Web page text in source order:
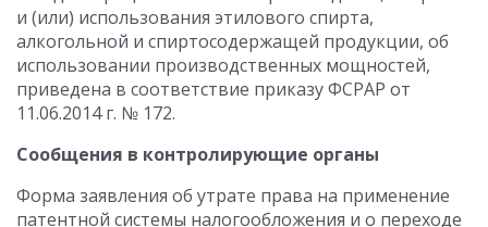
и (или) использования этилового спирта,
алкогольной и спиртосодержащей продукции, об
использовании производственных мощностей,
приведена в соответствие приказу ФСРАР от
11.06.2014 г. № 172.
Сообщения в контролирующие органы
Форма заявления об утрате права на применение
патентной системы налогообложения и о переходе